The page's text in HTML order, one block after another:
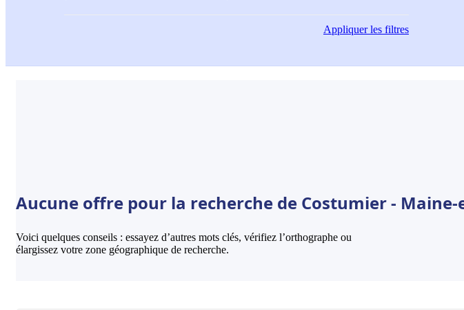
Appliquerles filtres
Aucune offre pour la recherche de Costumier - Maine-
Voici quelques conseils : essayez d’autres mots clés, vérifiez l’orthographe ou
élargissez votre zone géographique de recherche.